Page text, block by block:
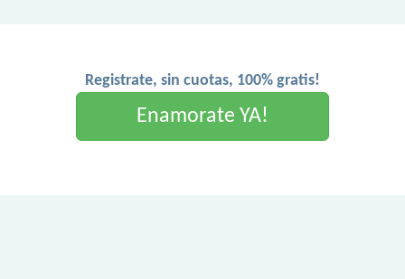
Registrate, sin cuotas, 100% gratis!
Enamorate YA!